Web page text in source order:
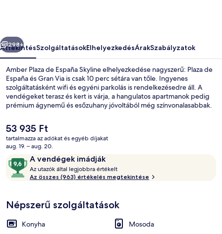
Következő
298+
ÁttekintésSzolgáltatásokElhelyezkedésÁrakSzabályzatok
Amber Plaza de España Skyline elhelyezkedése nagyszerű: Plaza de
España és Gran Via is csak 10 perc sétára van tőle. Ingyenes
szolgáltatásként wifi és egyéni parkolás is rendelkezésedre áll. A
vendégeket terasz és kert is várja, a hangulatos apartmanok pedig
prémium ágynemű és esőzuhany jóvoltából még színvonalasabbak.
jellemzőiről: segítőkész személyzet és a szálláshely általános állapota.
Rövid sétával megközelíthető a tömegközlekedés: Plaza de España
metróállomás 7 perc, Ventura Rodríguez metróállomás pedig 8 perc
séta.
A
jelenlegi
ár
53 935 Ft
tartalmazza az adókat és egyéb díjakat
aug. 19. – aug. 20.
ÉrtékelésekA vendégek imádják
9,6
ennyiből:
10,
vendégek
imádják
Az utazók által legjobbra értékelt
z
t
z
ó
Az összes (963) értékelés megtekintése
Népszerű szolgáltatások
Konyha
Mosoda